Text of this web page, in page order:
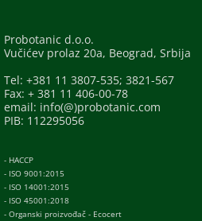
Probotanic d.o.o.
Vučićev prolaz 20a, Beograd, Srbija
Tel: +381 11 3807-535; 3821-567
Fax: + 381 11 406-00-78
email: info(@)probotanic.com
PIB: 112295056
- HACCP
- ISO 9001:2015
- ISO 14001:2015
- ISO 45001:2018
- Organski proizvođač - Ecocert